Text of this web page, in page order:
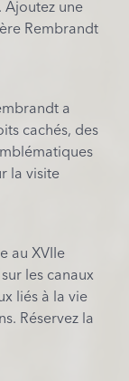
Ajoutez une
Rembrandt
a
cachés, des
la visite
au XVIIe
les canaux
liés à la vie
Réservez la